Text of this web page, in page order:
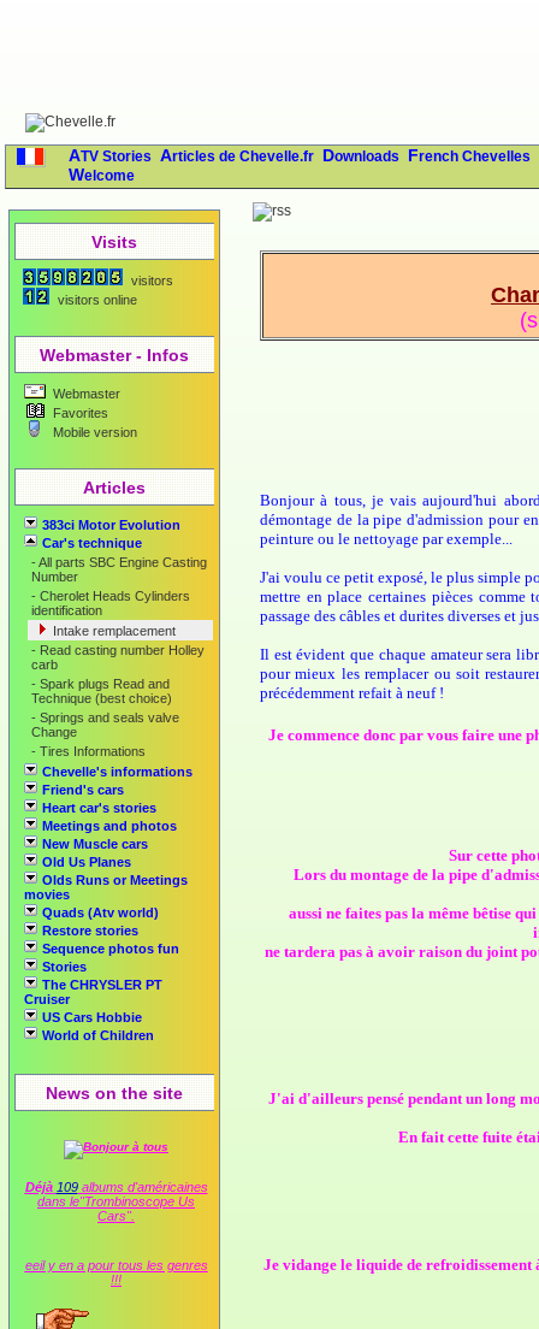
ATV Stories Articles de Chevelle.fr Downloads
French Chevelles
Welcome
Visits
visitors
visitors online
Webmaster - Infos
Webmaster
Favorites
Mobile version
Articles
383ci Motor Evolution
Car's technique
-All parts SBC Engine Casting
Number
- Cherolet Heads Cylinders
identification
Intake remplacement
- Read casting number Holley
carb
- Spark plugs Read and
Technique (best choice)
- Springs and seals valve
Change
- Tires Informations
Chevelle's informations
Friend's cars
Heart car's stories
Meetings and photos
New Muscle cars
Old Us Planes
Olds Runs or Meetings
movies
Quads (Atv world)
Restore stories
Sequence photos fun
Stories
The CHRYSLER PT
Cruiser
US Cars Hobbie
World of Children
News on the site
Déjà 109albums d'américaines
dans le"Trombinoscope Us
Cars".
eeil y en a pour tous les genres
!!!
Bonjour à tous, je vais aujourd'hui
démontage de la pipe d'admission pour
peinture ou le nettoyage par exemple...
J'ai voulu ce petit exposé, le plus simple
mettre en place certaines pièces
passage des câbles et durites diverses et
Il est évident que chaque amateur sera
pour mieux les remplacer ou soit
précédemment refait à neuf !
Je commence donc par vous faire une
Sur cette
Lors du montage de la pipe
aussi ne faites pas la même bêtise
ne tardera pas à avoir raison du joint
J'ai d'ailleurs pensé pendant un long
En fait cette fuite
Je vidange le liquide de